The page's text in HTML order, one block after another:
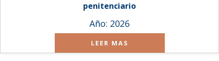
penitenciario
Año: 2026
LEER MAS